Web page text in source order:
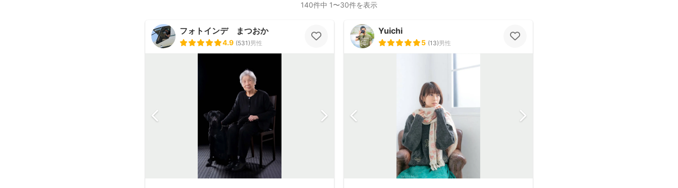
140件中 1〜30件を表示
フォトインデ まつおか
4.9 (531)男性
Yuichi
5 (13)男性